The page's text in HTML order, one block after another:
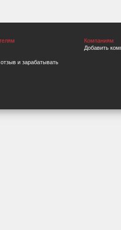
и зарабатывать
Компаниям
Добавить